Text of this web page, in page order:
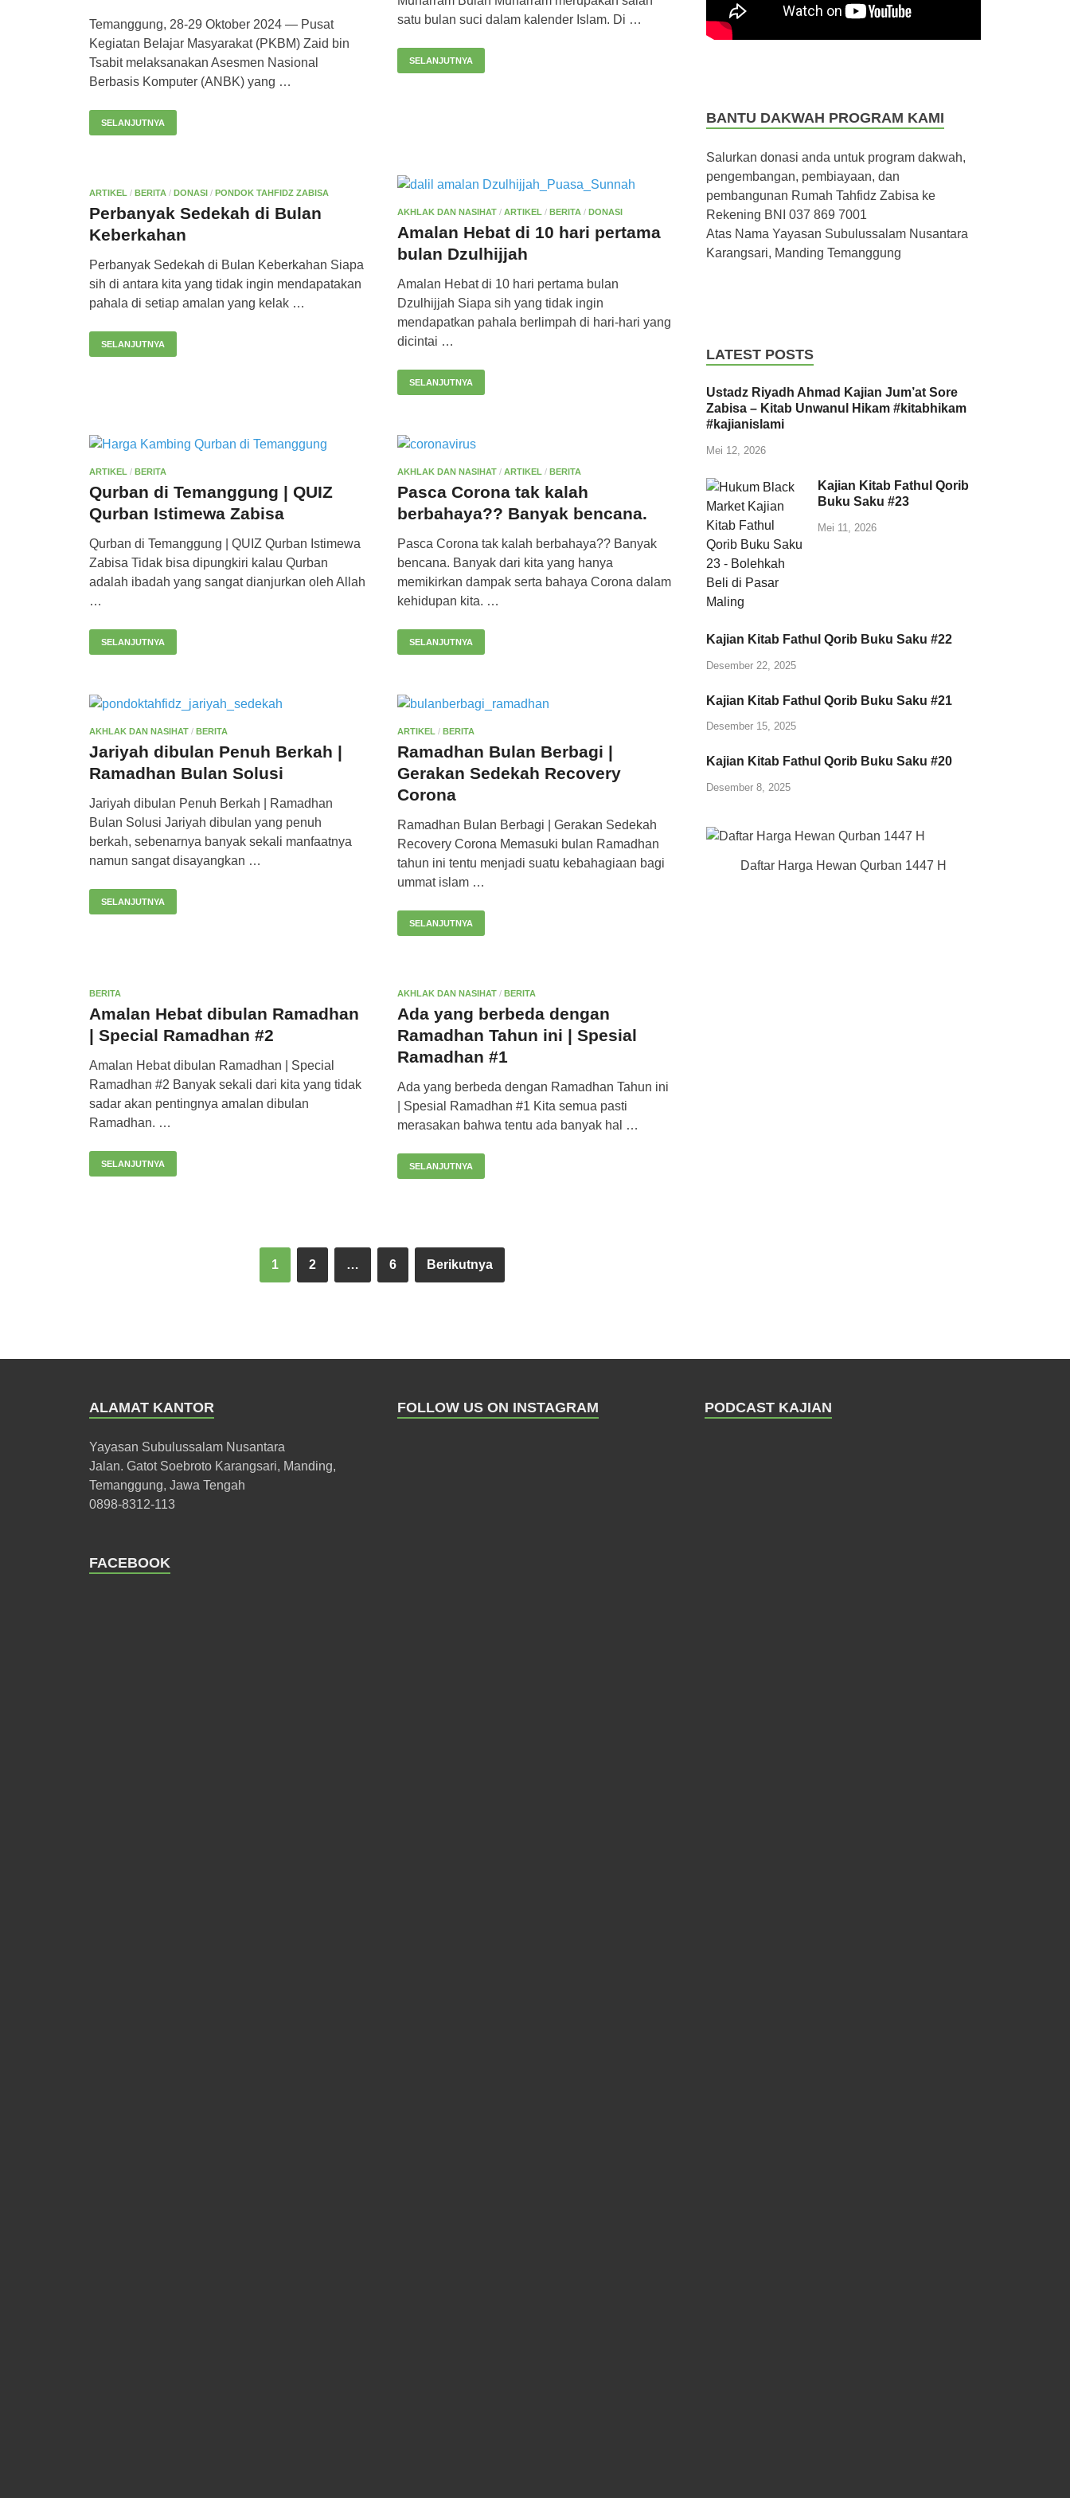
Temanggung, 28-29 Oktober 2024 — Pusat
Kegiatan Belajar Masyarakat (PKBM) Zaid bin
Tsabit melaksanakan Asesmen Nasional
Berbasis Komputer (ANBK) yang …
SELANJUTNYA
satu bulan suci dalam kalender Islam. Di …
SELANJUTNYA
ARTIKEL / BERITA / DONASI / PONDOK TAHFIDZ ZABISA
Perbanyak Sedekah di Bulan
Keberkahan
Perbanyak Sedekah di Bulan Keberkahan Siapa
sih di antara kita yang tidak ingin mendapatakan
pahala di setiap amalan yang kelak …
SELANJUTNYA
AKHLAK DAN NASIHAT / ARTIKEL / BERITA / DONASI
Amalan Hebat di 10 hari pertama
bulan Dzulhijjah
Amalan Hebat di 10 hari pertama bulan
Dzulhijjah Siapa sih yang tidak ingin
mendapatkan pahala berlimpah di hari-hari yang
dicintai …
SELANJUTNYA
ARTIKEL / BERITA
Qurban di Temanggung | QUIZ
Qurban Istimewa Zabisa
Qurban di Temanggung | QUIZ Qurban Istimewa
Zabisa Tidak bisa dipungkiri kalau Qurban
adalah ibadah yang sangat dianjurkan oleh Allah
…
SELANJUTNYA
AKHLAK DAN NASIHAT / ARTIKEL / BERITA
Pasca Corona tak kalah
berbahaya?? Banyak bencana.
Pasca Corona tak kalah berbahaya?? Banyak
bencana. Banyak dari kita yang hanya
memikirkan dampak serta bahaya Corona dalam
kehidupan kita. …
SELANJUTNYA
AKHLAK DAN NASIHAT / BERITA
Jariyah dibulan Penuh Berkah |
Ramadhan Bulan Solusi
Jariyah dibulan Penuh Berkah | Ramadhan
Bulan Solusi Jariyah dibulan yang penuh
berkah, sebenarnya banyak sekali manfaatnya
namun sangat disayangkan …
SELANJUTNYA
ARTIKEL / BERITA
Ramadhan Bulan Berbagi |
Gerakan Sedekah Recovery
Corona
Ramadhan Bulan Berbagi | Gerakan Sedekah
Recovery Corona Memasuki bulan Ramadhan
tahun ini tentu menjadi suatu kebahagiaan bagi
ummat islam …
SELANJUTNYA
BERITA
Amalan Hebat dibulan Ramadhan
| Special Ramadhan #2
Amalan Hebat dibulan Ramadhan | Special
Ramadhan #2 Banyak sekali dari kita yang tidak
sadar akan pentingnya amalan dibulan
Ramadhan. …
SELANJUTNYA
AKHLAK DAN NASIHAT / BERITA
Ada yang berbeda dengan
Ramadhan Tahun ini | Spesial
Ramadhan #1
Ada yang berbeda dengan Ramadhan Tahun ini
| Spesial Ramadhan #1 Kita semua pasti
merasakan bahwa tentu ada banyak hal …
SELANJUTNYA
1 2 … 6 Berikutnya
BANTU DAKWAH PROGRAM KAMI
Salurkan donasi anda untuk program dakwah,
pengembangan, pembiayaan, dan
pembangunan Rumah Tahfidz Zabisa ke
Rekening BNI 037 869 7001
Atas Nama Yayasan Subulussalam Nusantara
Karangsari, Manding Temanggung
LATEST POSTS
Ustadz Riyadh Ahmad Kajian Jum’at Sore
Zabisa – Kitab Unwanul Hikam #kitabhikam
#kajianislami
Mei 12, 2026
Kajian Kitab Fathul Qorib
Buku Saku #23
Mei 11, 2026
Kajian Kitab Fathul Qorib Buku Saku #22
Desember 22, 2025
Kajian Kitab Fathul Qorib Buku Saku #21
Desember 15, 2025
Kajian Kitab Fathul Qorib Buku Saku #20
Desember 8, 2025
Daftar Harga Hewan Qurban 1447 H
ALAMAT KANTOR
Yayasan Subulussalam Nusantara
Jalan. Gatot Soebroto Karangsari, Manding,
Temanggung, Jawa Tengah
0898-8312-113
FACEBOOK
FOLLOW US ON INSTAGRAM PODCAST KAJIAN